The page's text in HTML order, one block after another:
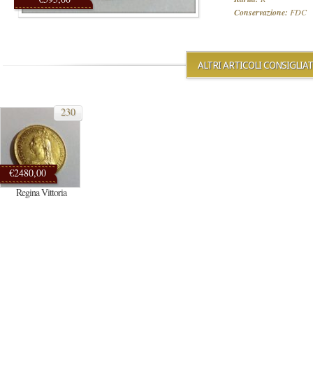
Conservazione: FDC
ALTRI ARTICOLI
€2480,00
230
Regina Vittoria